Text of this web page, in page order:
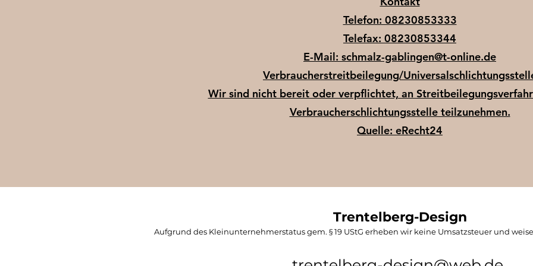
Telefon: 08230853333
Telefax: 08230853344
E-Mail: schmalz-gablingen@t-online.de
Verbraucher­streit­beilegung/
Wir sind nicht bereit oder verpflichtet, an
Verbraucherschlichtungsstelle teilzunehmen.
Quelle: eRecht24
Trentelberg-Design
Aufgrund des Kleinunternehmerstatus gem. § 19 UStG erheben wir keine Umsatzsteuer und